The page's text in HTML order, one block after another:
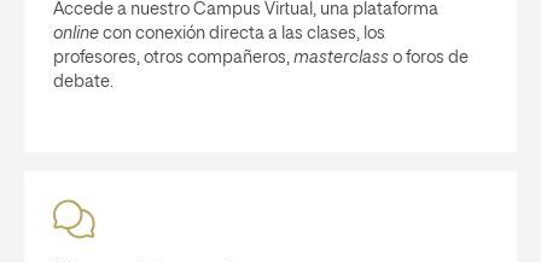
Accede a nuestro Campus Virtual, una plataforma
online con conexión directa a las clases, los
profesores, otros compañeros, masterclass o foros de
debate.